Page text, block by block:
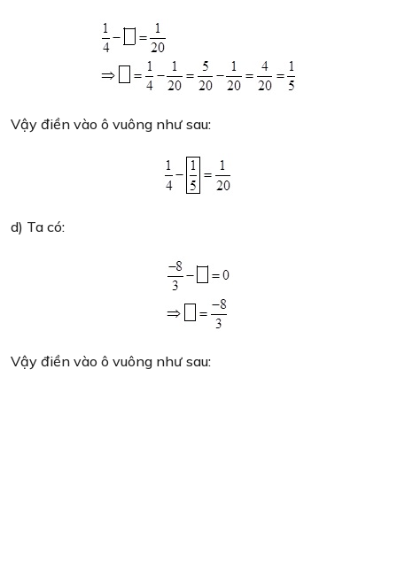
Vậy điền vào ô vuông như sau:
d) Ta có:
Vậy điền vào ô vuông như sau: